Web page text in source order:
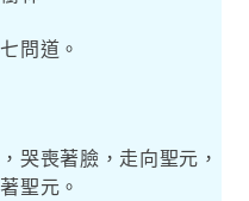
問道。
哭喪著臉，走向聖元，
聖元。